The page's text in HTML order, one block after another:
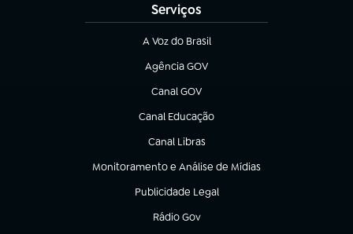
Serviços
A Voz do Brasil
(abre em nova aba)
Agência GOV
(abre em nova aba)
Canal GOV
(abre em nova aba)
Canal Educação
(abre em nova aba)
Canal Libras
(abre em nova aba)
Monitoramento e Análise de Mídias
(abre em nova aba)
Publicidade Legal
(abre em nova aba)
Rádio Gov
(abre em nova aba)